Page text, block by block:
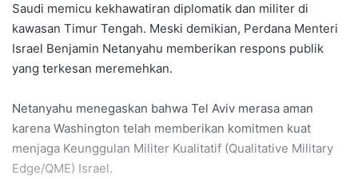
Saudi memicu kekhawatiran diplomatik dan militer di
kawasan Timur Tengah. Meski demikian, Perdana Menteri
Israel Benjamin Netanyahu memberikan respons publik
yang terkesan meremehkan.
Netanyahu menegaskan bahwa Tel Aviv merasa aman
karena Washington telah memberikan komitmen kuat
menjaga Keunggulan Militer Kualitatif (Qualitative Military
Edge/QME) Israel.